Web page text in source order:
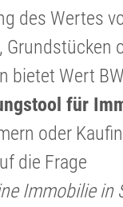
des Wertes
Grund­stücken
bietet Wert
für
oder
die Frage
Immobilie in